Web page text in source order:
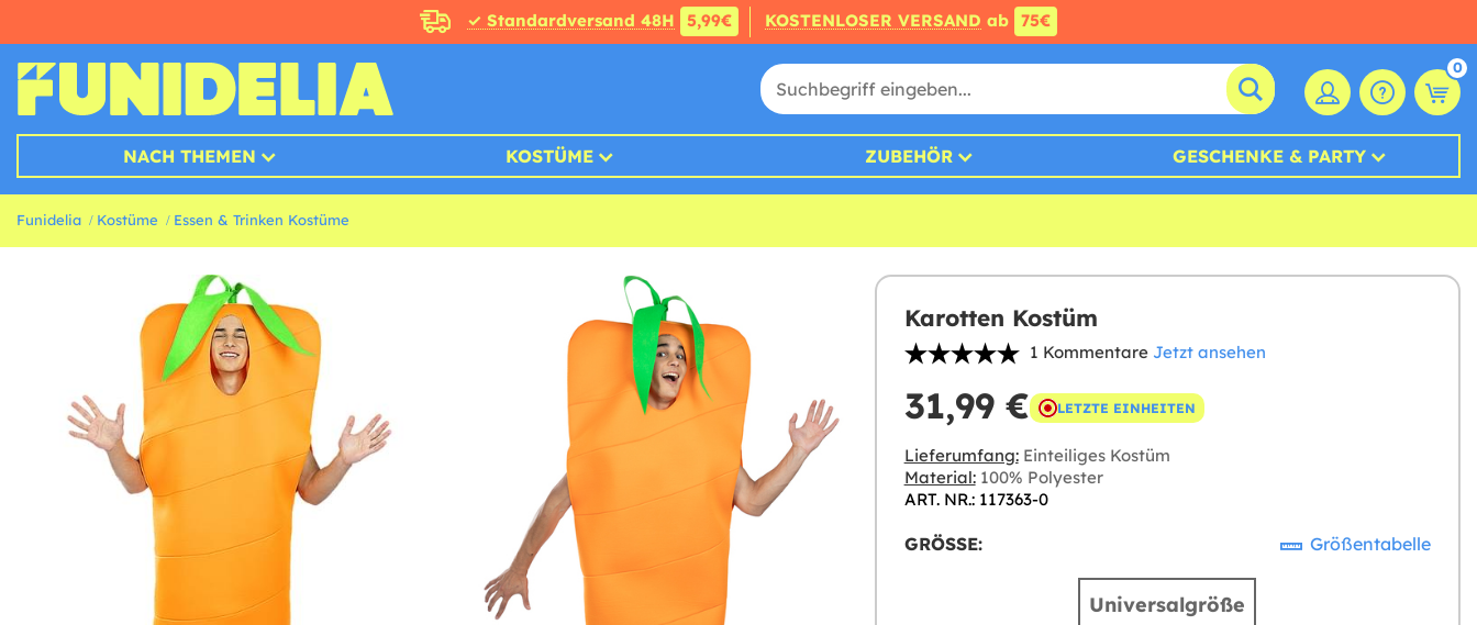
✓ Standardversand 48H 5,99€ KOSTENLOSER VERSAND ab 75€
0
NACH THEMEN KOSTÜME ZUBEHÖR GESCHENKE & PARTY
Funidelia Kostüme Essen & Trinken Kostüme
Karotten Kostüm
1 Kommentare Jetzt ansehen
31,99 € LETZTE EINHEITEN
Lieferumfang:Einteiliges Kostüm
Material:100% Polyester
ART. NR.: 117363-0
GRÖSSE: Größentabelle
Universalgröße